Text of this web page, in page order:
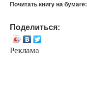
Почитать книгу на бумаге:
Поделиться:
Реклама